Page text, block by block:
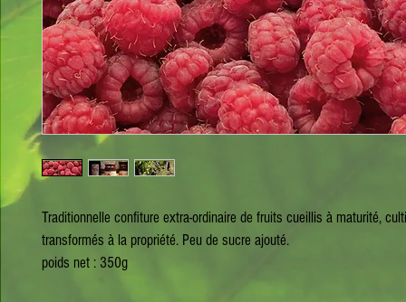
Traditionnelle confiture extra-ordinaire de fruits cueillis à maturité,
transformés à la propriété. Peu de sucre ajouté.
poids net : 350g